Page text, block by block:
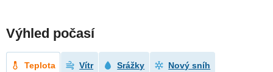
Výhled počasí
Teplota Vítr Srážky Nový sníh